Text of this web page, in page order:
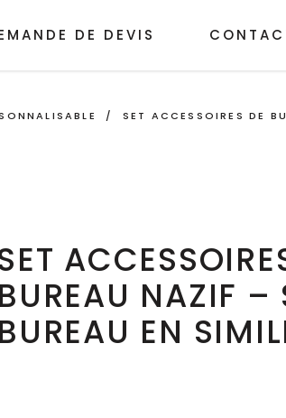
DE DEVIS
/ SET ACCESSOIRES DE
BUREAU NAZIF –
BUREAU EN